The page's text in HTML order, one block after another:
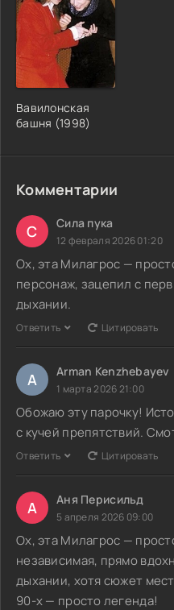
Вавилонская
башня (1998)
Комментарии
С Сила пука
12 февраля 2026 01:20
Ох, эта Милагрос —
персонаж, зацепил с
дыхании.
Ответить Цитировать
A Arman Kenzhebayev
1 марта 2026 21:00
Обожаю эту парочку!
с кучей препятствий.
Ответить Цитировать
А Аня Перисильд
5 апреля 2026 09:00
Ох, эта Милагрос —
независимая, прямо
дыхании, хотя сюжет
90-х — просто легенда!